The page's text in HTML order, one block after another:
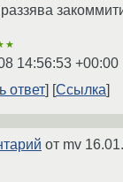
14:56:53 +00:00
ответ
Ссылка
от mv